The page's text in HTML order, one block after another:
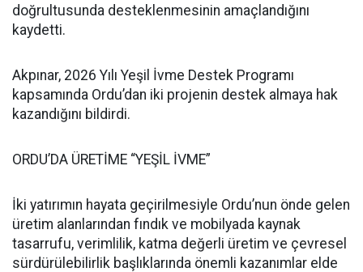
doğrultusunda desteklenmesinin amaçlandığını
kaydetti.
Akpınar, 2026 Yılı Yeşil İvme Destek Programı
kapsamında Ordu’dan iki projenin destek almaya hak
kazandığını bildirdi.
ORDU’DA ÜRETİME “YEŞİL İVME”
İki yatırımın hayata geçirilmesiyle Ordu’nun önde gelen
üretim alanlarından fındık ve mobilyada kaynak
tasarrufu, verimlilik, katma değerli üretim ve çevresel
sürdürülebilirlik başlıklarında önemli kazanımlar elde